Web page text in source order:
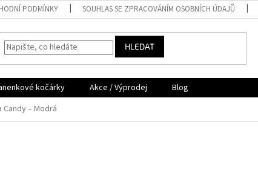
PODMÍNKY SOUHLAS SE ZPRACOVÁNÍM OSOBNÍCH ÚDAJŮ
HLEDAT
kočárky Akce / Výprodej
Blog
– Modrá